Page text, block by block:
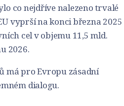
co nejdříve nalezeno trvalé
vyprší na konci března 2025
cel v objemu 11,5 mld.
2026.
má pro Evropu zásadní
dialogu.